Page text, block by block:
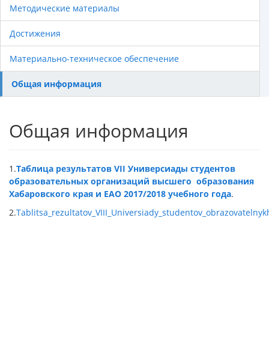
Методические материалы
Достижения
Материально-техническое обеспечение
Общая информация
Общая информация
1.Таблица результатов VII Универсиады студентов
образовательных организаций высшего образования
Хабаровского края и ЕАО 2017/2018 учебного года.
2.